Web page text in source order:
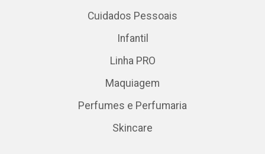
Cuidados Pessoais
Infantil
Linha PRO
Maquiagem
Perfumes e Perfumaria
Skincare